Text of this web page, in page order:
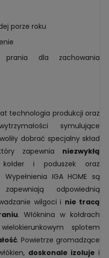
porze roku
prania dla zachowania
technologia produkcji oraz
symulujące
dobrać specjalny skład
zapewnia niezwykłą
kołder i poduszek oraz
. Wypełnienia IGA HOME są
odpowiednią
wilgoci i nie tracą
. Włóknina w kołdrach
splotem
. Powietrze gromadzące
doskonale izoluje i